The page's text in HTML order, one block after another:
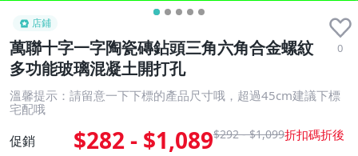
店鋪
萬聯十字一字陶瓷磚鉆頭三角六角合金螺紋
多功能玻璃混凝土開打孔
0
溫馨提示：請留意一下下標的產品尺寸哦，超過45cm建議下標
宅配哦
促銷 $282 - $1,089$292 - $1,099